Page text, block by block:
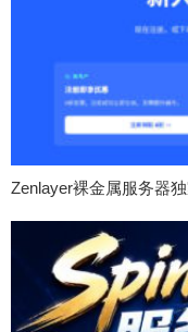
Zenlayer裸金属服务器